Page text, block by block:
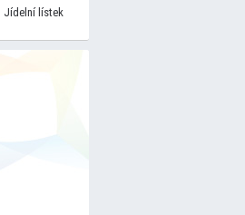
Jídelní lístek